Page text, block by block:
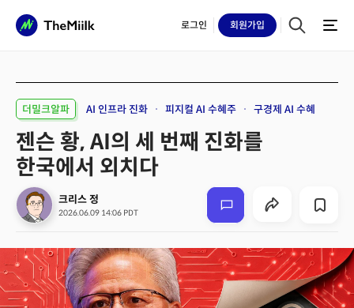
로그인 회원가입
더밀크알파 AI 인프라 진화 피지컬 AI 수혜주 구경제 AI 수혜
젠슨 황, AI의 세 번째 진화를
한국에서 외치다
크리스 정
2026.06.09 14:06 PDT